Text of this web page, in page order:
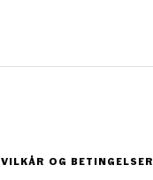
VILKÅR OG BETINGELSER